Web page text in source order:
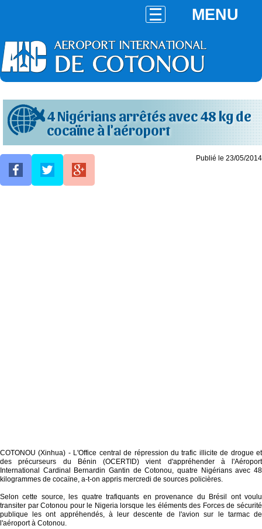
MENU
4 Nigérians arrêtés avec 48 kg de
cocaïne à l'aéroport
Publié le 23/05/2014
COTONOU (Xinhua) - L'Office central de répression du trafic illicite de drogue et
des précurseurs du Bénin (OCERTID) vient d'appréhender à l'Aéroport
International Cardinal Bernardin Gantin de Cotonou, quatre Nigérians avec 48
kilogrammes de cocaïne, a-t-on appris mercredi de sources policières.
Selon cette source, les quatre trafiquants en provenance du Brésil ont voulu
transiter par Cotonou pour le Nigeria lorsque les éléments des Forces de sécurité
publique les ont appréhendés, à leur descente de l'avion sur le tarmac de
l'aéroport à Cotonou.